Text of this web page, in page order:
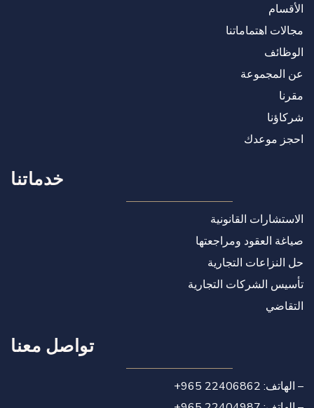
تواصل معنا
+965 22406862 :الهاتف –
خدماتنا
الاستشارات القانونية
صياغة العقود ومراجعتها
حل النزاعات التجارية
تأسيس الشركات التجارية
التقاضي
الأقسام
مجالات اهتماماتنا
الوظائف
عن المجموعة
مقرنا
شركاؤنا
احجز موعدك